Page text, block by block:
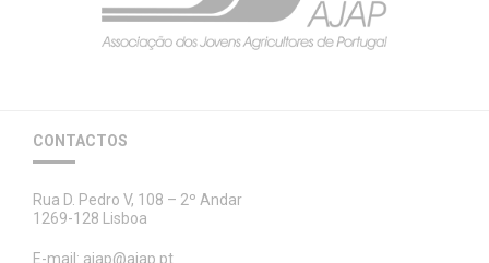
CONTACTOS
Rua D. Pedro V, 108 – 2º Andar
1269-128 Lisboa
E-mail: ajap@ajap.pt